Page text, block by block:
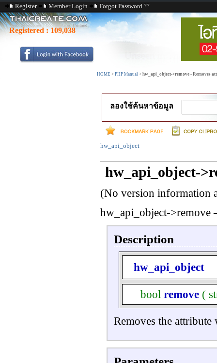
Register Member Login Forgot Password ??
Registered : 109,038
HOME > PHP Manual > hw_api_object->remove - Removes
ลองใช้ค้นหาข้อมูล
hw_api_object
hw_api_object-
(No version information
hw_api_object->remove
Description
hw_api_object
bool remove(
Removes the